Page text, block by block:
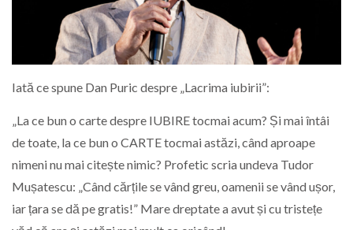
Iată ce spune Dan Puric despre „Lacrima iubirii”:
„La ce bun o carte despre IUBIRE tocmai acum? Și mai întâi
de toate, la ce bun o CARTE tocmai astăzi, când aproape
nimeni nu mai citește nimic? Profetic scria undeva Tudor
Mușatescu: „Când cărțile se vând greu, oamenii se vând ușor,
iar țara se dă pe gratis!” Mare dreptate a avut și cu tristețe